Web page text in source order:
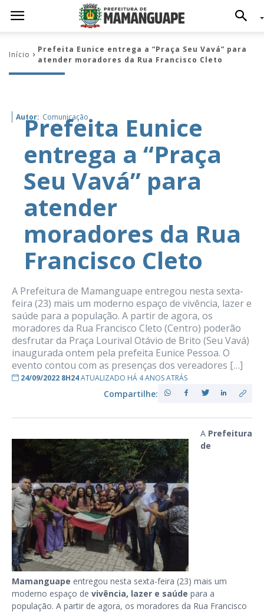
Início
Prefeita Eunice entrega a “Praça Seu Vavá” para
atender moradores da Rua Francisco Cleto
Autor: Comunicação
Prefeita Eunice
entrega a “Praça
Seu Vavá” para
atender
moradores da Rua
Francisco Cleto
A Prefeitura de Mamanguape entregou nesta sexta-
feira (23) mais um moderno espaço de vivência, lazer e
saúde para a população. A partir de agora, os
moradores da Rua Francisco Cleto (Centro) poderão
desfrutar da Praça Lourival Otávio de Brito (Seu Vavá)
inaugurada ontem pela prefeita Eunice Pessoa. O
evento contou com as presenças dos vereadores […]
24/09/2022 8H24ATUALIZADO HÁ 4 ANOS ATRÁS
Compartilhe:
A Prefeitura
de
Mamanguape entregou nesta sexta-feira (23) mais um
moderno espaço de vivência, lazer e saúde para a
população. A partir de agora, os moradores da Rua Francisco